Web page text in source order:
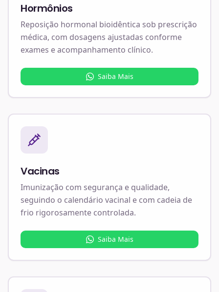
Hormônios
Reposição hormonal bioidêntica sob prescrição
médica, com dosagens ajustadas conforme
exames e acompanhamento clínico.
Saiba Mais
Vacinas
Imunização com segurança e qualidade,
seguindo o calendário vacinal e com cadeia de
frio rigorosamente controlada.
Saiba Mais